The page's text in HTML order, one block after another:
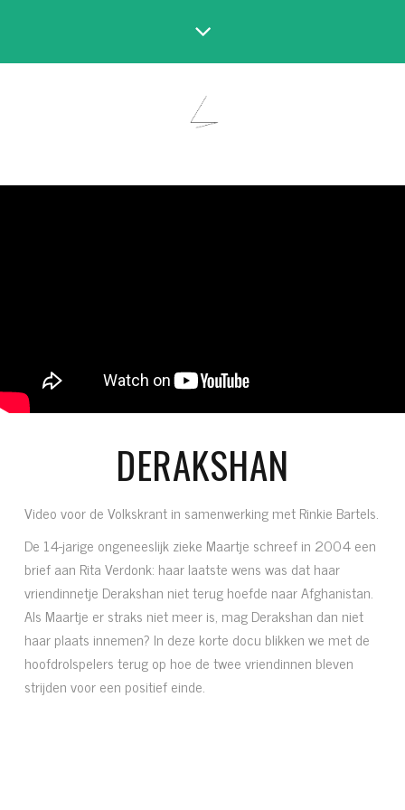
DERAKSHAN
Video voor de Volkskrant in samenwerking met Rinkie Bartels.
De 14-jarige ongeneeslijk zieke Maartje schreef in 2004 een
brief aan Rita Verdonk: haar laatste wens was dat haar
vriendinnetje Derakshan niet terug hoefde naar Afghanistan.
Als Maartje er straks niet meer is, mag Derakshan dan niet
haar plaats innemen? In deze korte docu blikken we met de
hoofdrolspelers terug op hoe de twee vriendinnen bleven
strijden voor een positief einde.